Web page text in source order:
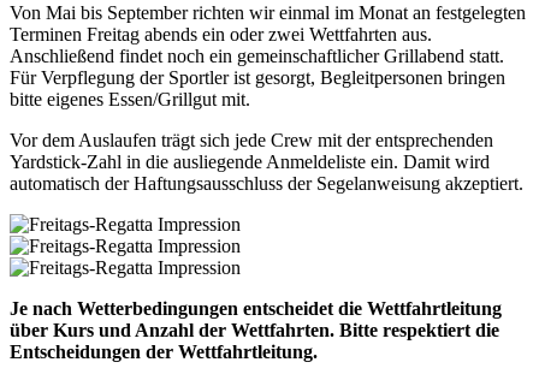
Von Mai bis September richten wir einmal im Monat an festgelegten
Terminen Freitag abends ein oder zwei Wettfahrten aus.
Anschließend findet noch ein gemeinschaftlicher Grillabend statt.
Für Verpflegung der Sportler ist gesorgt, Begleitpersonen bringen
bitte eigenes Essen/Grillgut mit.
Vor dem Auslaufen trägt sich jede Crew mit der entsprechenden
Yardstick-Zahl in die ausliegende Anmeldeliste ein. Damit wird
automatisch der Haftungsausschluss der Segelanweisung akzeptiert.
Je nach Wetterbedingungen entscheidet die Wettfahrtleitung
über Kurs und Anzahl der Wettfahrten. Bitte respektiert die
Entscheidungen der Wettfahrtleitung.